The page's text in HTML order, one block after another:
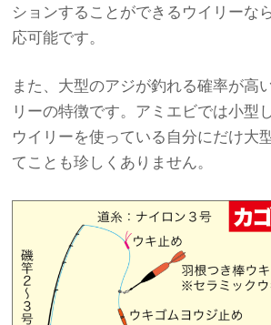
ションすることができるウイリーな
応可能です。
また、大型のアジが釣れる確率が高
リーの特徴です。アミエビでは小型
ウイリーを使っている自分にだけ
てことも珍しくありません。